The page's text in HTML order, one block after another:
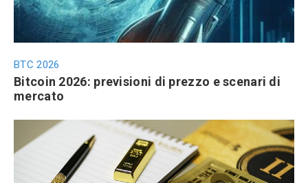
BTC 2026
Bitcoin 2026: previsioni di prezzo e scenari di
mercato